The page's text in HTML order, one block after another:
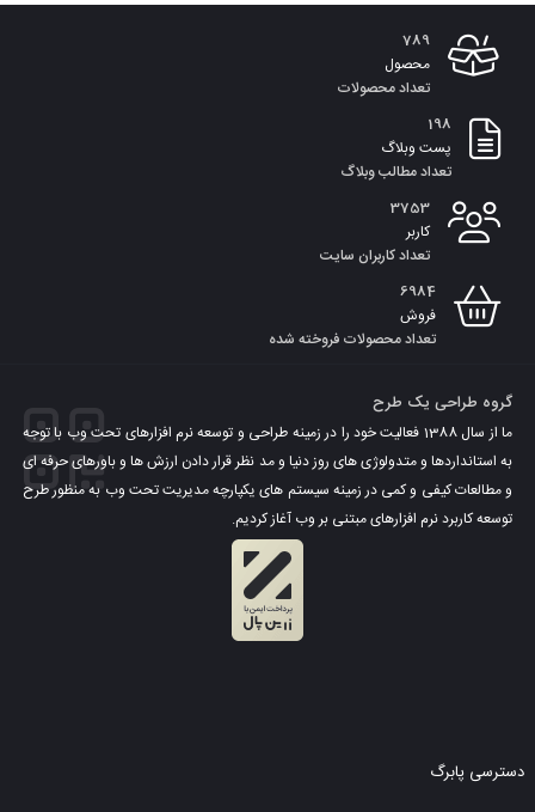
789
محصول
تعداد محصولات
198
پست وبلاگ
تعداد مطالب وبلاگ
3753
کاربر
تعداد کاربران سایت
6984
فروش
تعداد محصولات فروخته شده
گروه طراحی یک طرح
ما از سال 1388 فعالیت خود را در زمینه طراحی و توسعه نرم افزارهای تحت وب با توجه
به استانداردها و متدولوژی های روز دنیا و مد نظر قرار دادن ارزش ها و باورهای حرفه ای
و مطالعات کیفی و کمی در زمینه سیستم های یکپارچه مدیریت تحت وب به منظور طرح
توسعه کاربرد نرم افزارهای مبتنی بر وب آغاز کردیم.
دسترسی پابرگ